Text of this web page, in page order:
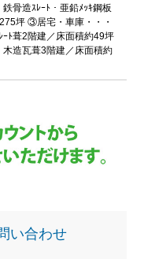
骨造ｽﾚｰﾄ・亜鉛ﾒｯｷ鋼板
坪 ③居宅・車庫・・・
ｰﾄ葺2階建／床面積約49坪
造瓦葺3階建／床面積約
い合わせ